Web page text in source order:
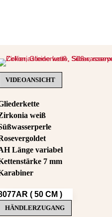
VIDEOANSICHT
weiß
Länge variabel
7 mm
( 50 CM )
HÄNDLERZUGANG